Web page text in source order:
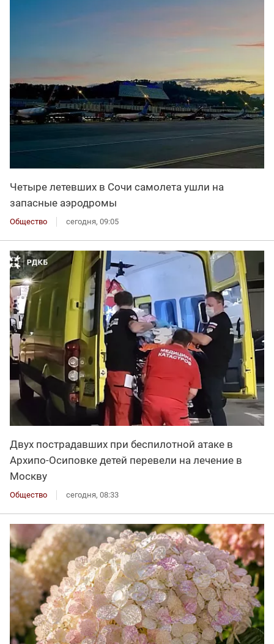
Четыре летевших в Сочи самолета ушли на
запасные аэродромы
Общество сегодня, 09:05
Двух пострадавших при беспилотной атаке в
Архипо-Осиповке детей перевели на лечение в
Москву
Общество сегодня, 08:33